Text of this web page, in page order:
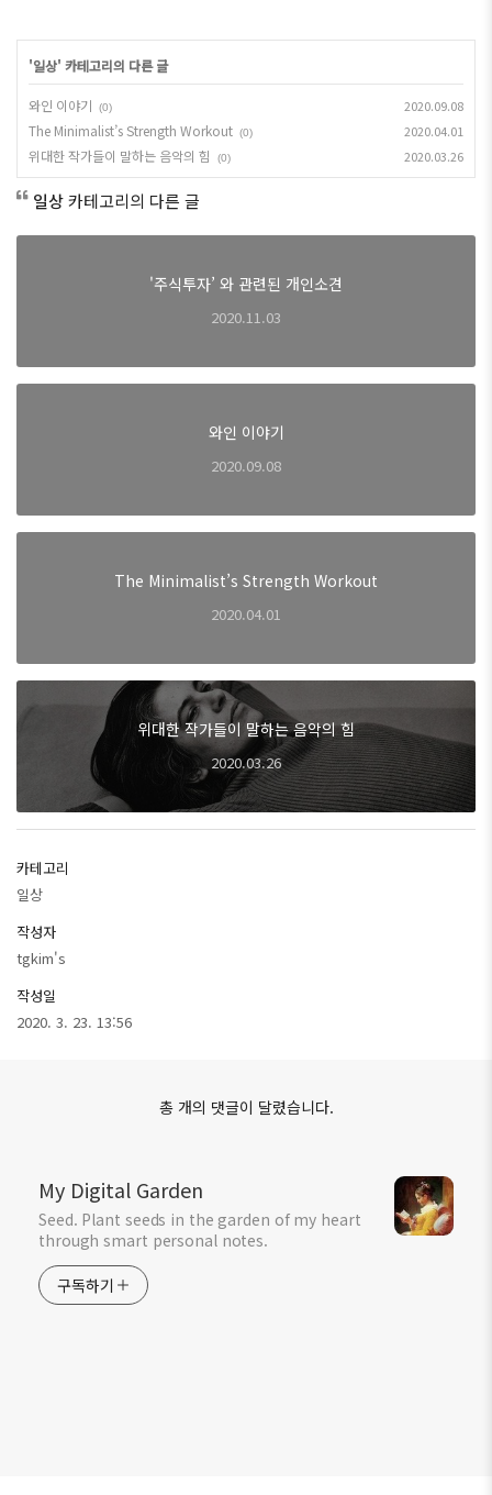
'일상' 카테고리의 다른 글
와인 이야기 (0) 2020.09.08
The Minimalist’s Strength Workout (0) 2020.04.01
위대한 작가들이 말하는 음악의 힘 (0) 2020.03.26
일상카테고리의 다른 글
'주식투자’ 와 관련된 개인소견
2020.11.03
와인 이야기
2020.09.08
The Minimalist’s Strength Workout
2020.04.01
위대한 작가들이 말하는 음악의 힘
2020.03.26
카테고리
일상
작성자
tgkim's
작성일
2020. 3. 23. 13:56
총 개의 댓글이 달렸습니다.
My Digital Garden
Seed. Plant seeds in the garden of my heart
through smart personal notes.
구독하기